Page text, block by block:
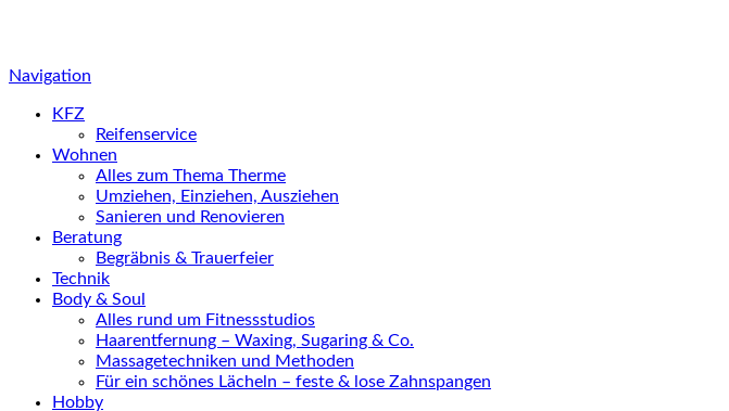
Navigation
KFZ
Reifenservice
Wohnen
Alles zum Thema Therme
Umziehen, Einziehen, Ausziehen
Sanieren und Renovieren
Beratung
Begräbnis & Trauerfeier
Technik
Body & Soul
Alles rund um Fitnessstudios
Haarentfernung – Waxing, Sugaring & Co.
Massagetechniken und Methoden
Für ein schönes Lächeln – feste & lose Zahnspangen
Hobby